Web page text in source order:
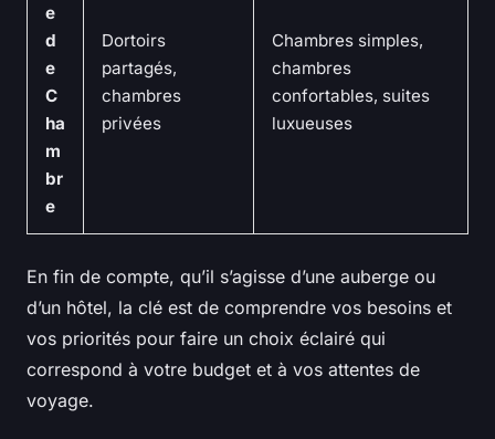
e
d
e
C
ha
m
br
e
Dortoirs
partagés,
chambres
privées
Chambres simples,
chambres
confortables, suites
luxueuses
En fin de compte, qu’il s’agisse d’une auberge ou
d’un hôtel, la clé est de comprendre vos besoins et
vos priorités pour faire un choix éclairé qui
correspond à votre budget et à vos attentes de
voyage.